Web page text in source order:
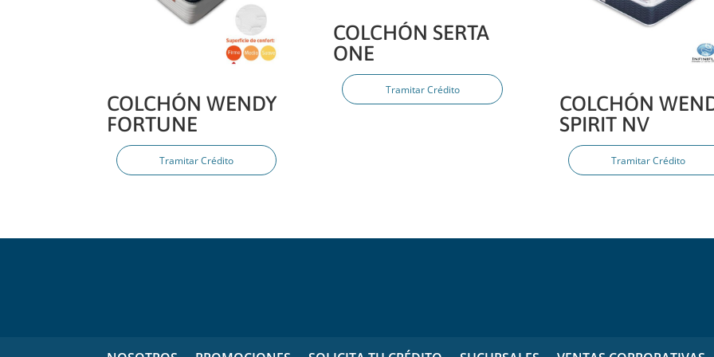
COLCHÓN WENDY
FORTUNE
Tramitar Crédito
COLCHÓN SERTA
ONE
Tramitar Crédito
COLCHÓN
SPIRIT NV
Tramitar Crédito